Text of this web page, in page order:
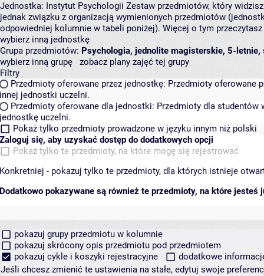
Jednostka: Instytut Psychologii Zestaw przedmiotów, który
jednak związku z organizacją wymienionych przedmiotów
odpowiedniej kolumnie w tabeli poniżej). Więcej o tym
wybierz inną jednostkę
Grupa przedmiotów: Psychologia, jednolite magisterskie, 5-letnie,
wybierz inną grupę
zobacz plany zajęć tej grupy
Filtry
Przedmioty oferowane przez jednostkę: Przedmioty oferowane
innej jednostki uczelni.
Przedmioty oferowane dla jednostki: Przedmioty dla studentów
jednostkę uczelni.
Pokaż tylko przedmioty prowadzone w języku innym niż polski
Zaloguj się, aby uzyskać dostęp do dodatkowych opcji
Pokaż tylko te przedmioty, na które mogę się rejestrować
Konkretniej - pokazuj tylko te przedmioty, dla których istnieje
Dodatkowo pokazywane są również te przedmioty, na które jesteś
pokazuj grupy przedmiotu w kolumnie
pokazuj skrócony opis przedmiotu pod przedmiotem
pokazuj cykle i koszyki rejestracyjne
dodatkowe
Jeśli chcesz zmienić te ustawienia na stałe, edytuj swoje